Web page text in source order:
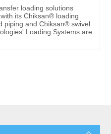
loading solutions
its Chiksan® loading
piping and Chiksan® swivel
Loading Systems are